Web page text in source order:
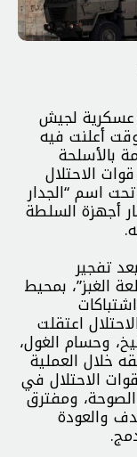
عسكرية لجيش
أعلنت فيه
بالأسلحة
الاحتلال
اسم “الجدار
يومًا من حصار أجهزة السلطة
تفجير
الغبز”، بمحيط
اعتقلت
وحسام الغول،
خلال العملية
الاحتلال في
الصوحة، ومفترق
والعودة